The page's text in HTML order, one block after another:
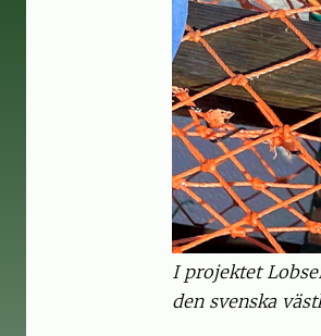
I projektet
den svenska